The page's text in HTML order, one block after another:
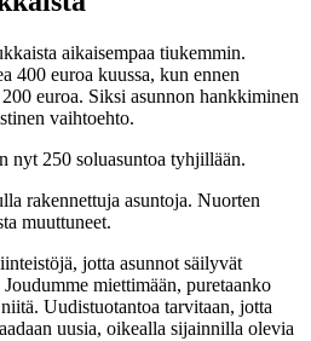
aikaisempaa tiukemmin.
400 euroa kuussa, kun ennen
euroa. Siksi asunnon hankkiminen
vaihtoehto.
nyt 250 soluasuntoa tyhjillään.
rakennettuja asuntoja. Nuorten
muuttuneet.
jotta asunnot säilyvät
miettimään, puretaanko
Uudistuotantoa tarvitaan, jotta
uusia, oikealla sijainnilla olevia